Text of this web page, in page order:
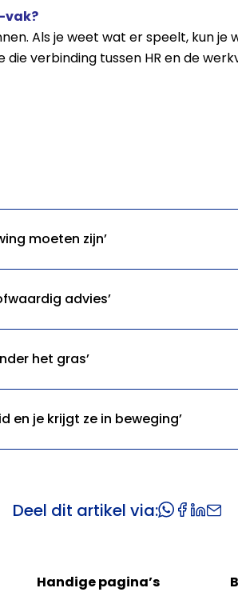
vak?
Als je weet wat er speelt, kun je
verbinding tussen HR en de
moeten zijn’
advies’
het gras’
en je krijgt ze in beweging’
Deel dit artikel via:
Handige pagina’s